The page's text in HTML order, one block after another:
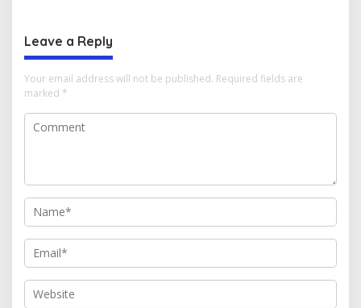
Leave a Reply
Your email address will not be published. Required fields are
marked *